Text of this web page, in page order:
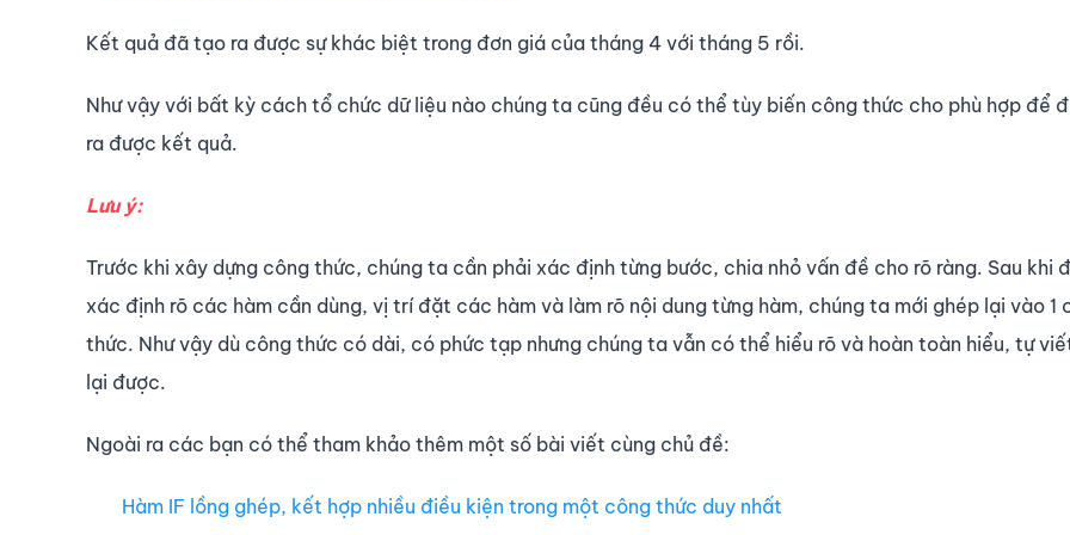
Kết quả đã tạo ra được sự khác biệt trong đơn giá của tháng 4 với tháng 5 rồi.
Như vậy với bất kỳ cách tổ chức dữ liệu nào chúng ta cũng đều có thể tùy biến công thức cho phù hợp để
ra được kết quả.
Lưu ý:
Trước khi xây dựng công thức, chúng ta cần phải xác định từng bước, chia nhỏ vấn đề cho rõ ràng. Sau khi
xác định rõ các hàm cần dùng, vị trí đặt các hàm và làm rõ nội dung từng hàm, chúng ta mới ghép lại vào 1
thức. Như vậy dù công thức có dài, có phức tạp nhưng chúng ta vẫn có thể hiểu rõ và hoàn toàn hiểu, tự
lại được.
Ngoài ra các bạn có thể tham khảo thêm một số bài viết cùng chủ đề:
Hàm IF lồng ghép, kết hợp nhiều điều kiện trong một công thức duy nhất